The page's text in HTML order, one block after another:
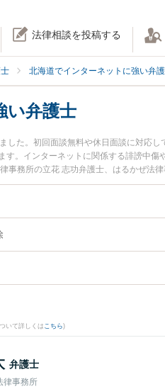
法律相談を投稿する
北海道でインターネットに強い弁
い弁護士
した。初回面談無料や休日面談に対応
。インターネットに関係する誹謗中
事務所の立花 志功弁護士、はるかぜ法
のトラブルを今すぐに弁護士に相談し
弁護士に相談予約したい』などでお困り
いて詳しくは こちら)
弁護士
律事務所